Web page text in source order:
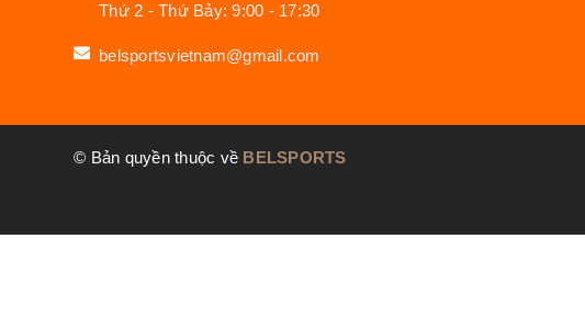
Thứ 2 - Thứ Bảy: 9:00 - 17:30
belsportsvietnam@gmail.com
© Bản quyền thuộc về BELSPORTS